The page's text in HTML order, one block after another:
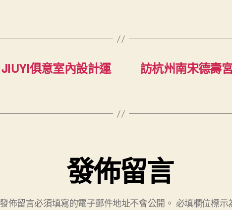
俱意室內設計運
訪杭州南宋德壽
發佈留言
發佈留言必須填寫的電子郵件地址不會公開。 必填欄位標